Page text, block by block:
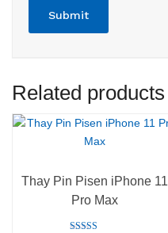
Related products
Thay Pin Pisen iPhone 11
Pro Max